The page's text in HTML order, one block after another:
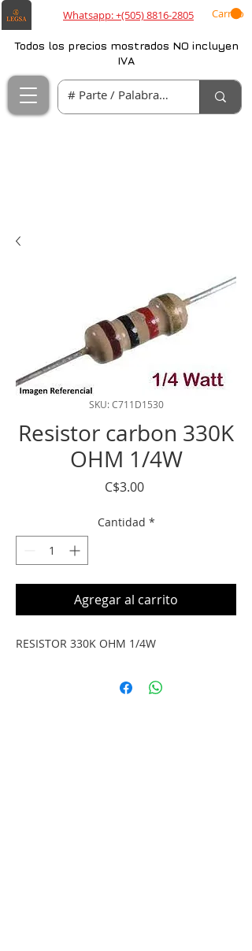
Whatsapp: +(505) 8816-2805 Carrito
Todos los precios mostrados NO incluyen
IVA
SKU: C711D1530
Resistor carbon 330K
OHM 1/4W
C$3.00Precio
Cantidad *
Agregar al carrito
RESISTOR 330K OHM 1/4W